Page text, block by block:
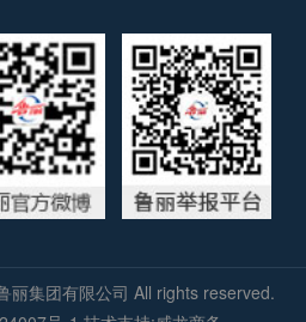
丽集团有限公司 All rights reserved.